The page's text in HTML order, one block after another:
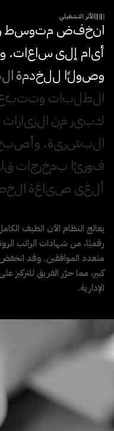
الأثر التشغيلي
انخفض متوسط
أيام إلىساعات. و
وصولا للخدمةال
الطلبات وتتب
كبير منالزيارات
البشرية. وأصب
فوريا بمخرجاتقا
ألغى صياغةالخ
يعالج النظام الآن الطيف
رقميًا، من شهادات الراتب
متعدد الموافقين. وقد
كبير، مما حرّر الفريق للتركيز
الإدارية.